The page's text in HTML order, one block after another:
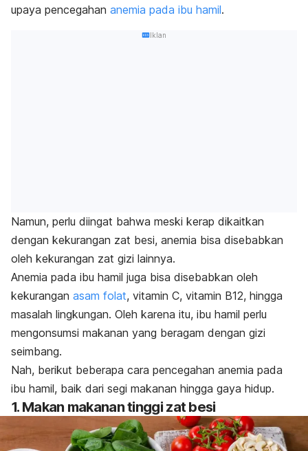
upaya pencegahan anemia pada ibu hamil.
Iklan
Namun, perlu diingat bahwa meski kerap dikaitkan
dengan kekurangan zat besi, anemia bisa disebabkan
oleh kekurangan zat gizi lainnya.
Anemia pada ibu hamil juga bisa disebabkan oleh
kekurangan asam folat, vitamin C, vitamin B12, hingga
masalah lingkungan. Oleh karena itu, ibu hamil perlu
mengonsumsi makanan yang beragam dengan gizi
seimbang.
Nah, berikut beberapa cara pencegahan anemia pada
ibu hamil, baik dari segi makanan hingga gaya hidup.
1. Makan makanan tinggi zat besi